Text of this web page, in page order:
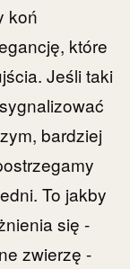
koń
które
Jeśli taki
bardziej
To jakby
się -
zwierzę -